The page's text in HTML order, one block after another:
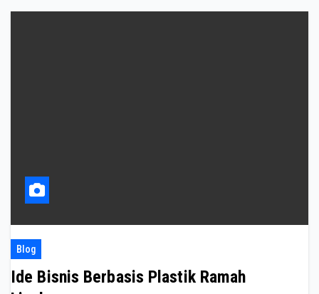
Blog
Ide Bisnis Berbasis Plastik Ramah